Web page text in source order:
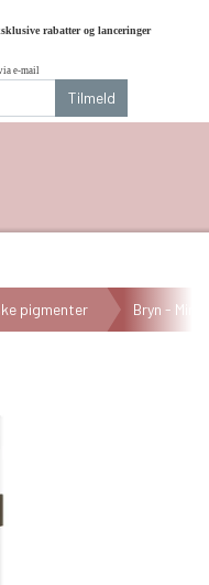
rabatter og lanceringer
e-mail
Tilmeld
pigmenter Bryn -